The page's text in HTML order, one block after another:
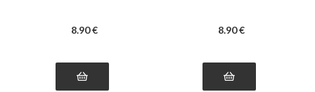
8.90 € 8.90 €